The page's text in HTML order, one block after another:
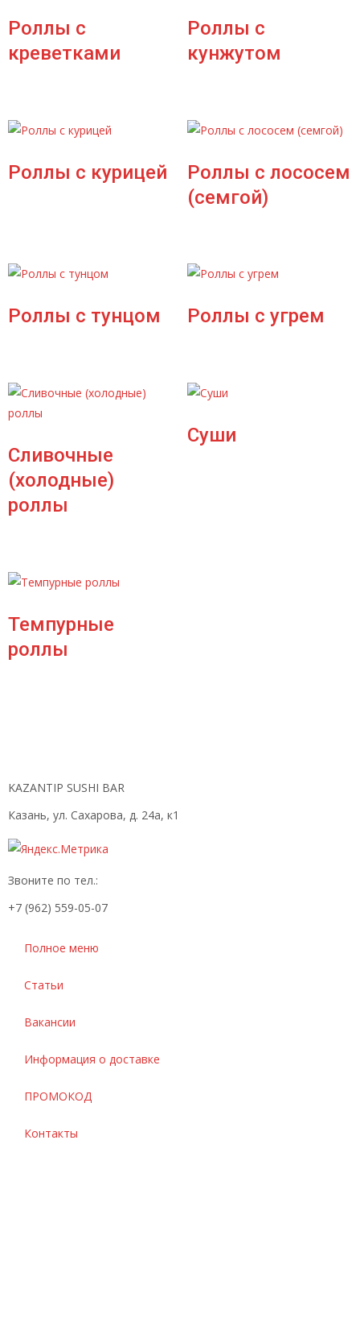
Роллы с
креветками
Роллы с
кунжутом
Роллы с курицей
Роллы с лососем
(семгой)
Роллы с тунцом Роллы с угрем
Сливочные
(холодные)
роллы
Суши
Темпурные
роллы
KAZANTIP SUSHI BAR
Казань, ул. Сахарова, д. 24а, к1
Звоните по тел.:
+7 (962) 559-05-07
Полное меню
Статьи
Вакансии
Информация о доставке
ПРОМОКОД
Контакты